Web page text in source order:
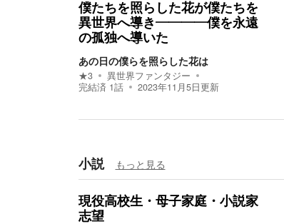
僕たちを照らした花が僕たちを
異世界へ導き――――僕を永遠
の孤独へ導いた
あの日の僕らを照らした花は
★3
異世界ファンタジー
完結済 1話 2023年11月5日更新
小説 もっと見る
現役高校生・母子家庭・小説家
志望